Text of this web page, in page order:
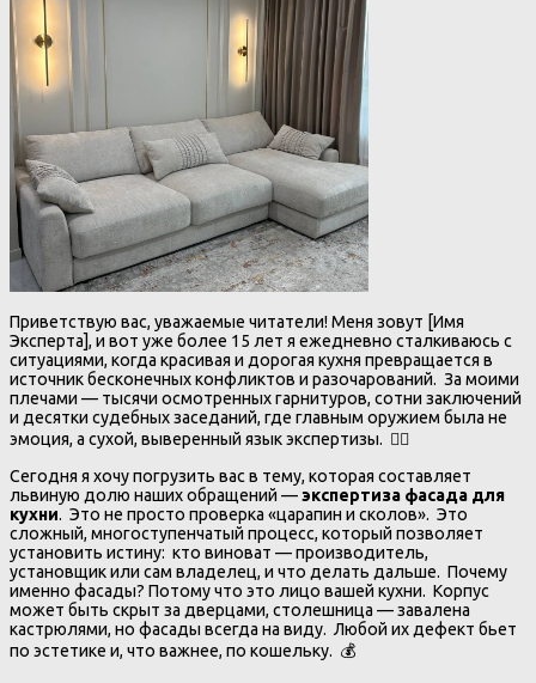
Приветствую вас, уважаемые читатели! Меня зовут [Имя
Эксперта], и вот уже более 15 лет я ежедневно сталкиваюсь с
ситуациями, когда красивая и дорогая кухня превращается в
источник бесконечных конфликтов и разочарований. За моими
плечами — тысячи осмотренных гарнитуров, сотни заключений
и десятки судебных заседаний, где главным оружием была не
эмоция, а сухой, выверенный язык экспертизы. 🕵️‍♂️
Сегодня я хочу погрузить вас в тему, которая составляет
львиную долю наших обращений —экспертиза фасада для
кухни. Это не просто проверка «царапин и сколов». Это
сложный, многоступенчатый процесс, который позволяет
установить истину: кто виноват — производитель,
установщик или сам владелец, и что делать дальше. Почему
именно фасады? Потому что это лицо вашей кухни. Корпус
может быть скрыт за дверцами, столешница — завалена
кастрюлями, но фасады всегда на виду. Любой их дефект бьет
по эстетике и, что важнее, по кошельку. 💰